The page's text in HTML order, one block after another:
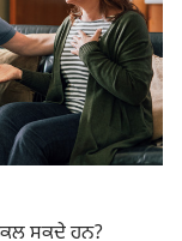
ਸਕਦੇ ਹਨ?